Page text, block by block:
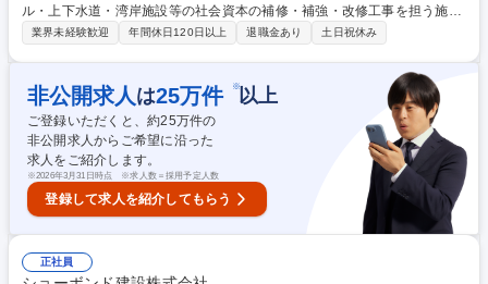
ル・上下水道・湾岸施設等の社会資本の補修・補強・改修工事を担う施工
管理として、末永く活躍頂ける方を募集しています。【仕事詳細】施工計
や本部との交渉・調整等をまずはサポートを中心にご担当いただきます。
【規模】5000～1億円程 度から3～10億円規模まで【工期】小規模で1
年、大型で2～4年 ≪補修工事ならではの醍醐味≫新設工事に比べ小さな
案件が多いため、早くから一つの現場を任され、責任を持って仕事に取り
組むことが可能です。また、施工管理として経験を積んだ後に、設計職へ
キャリアチェンジする方もおります。 募集職種 【中部】第二新卒可/土木
施工管理（橋/トンネル）賞与実績11.2カ月
業界未経験歓迎 年間休日120日以上 退職金あり 土日祝休み
非公開求人 は25万件 ※以上
ご登録いただくと、約25万件の
非公開求人からご希望に沿った
求人をご紹介します。
※2026年3月31日時点 ※求人数＝採用予定人数
登録して求人を紹介してもらう
正社員